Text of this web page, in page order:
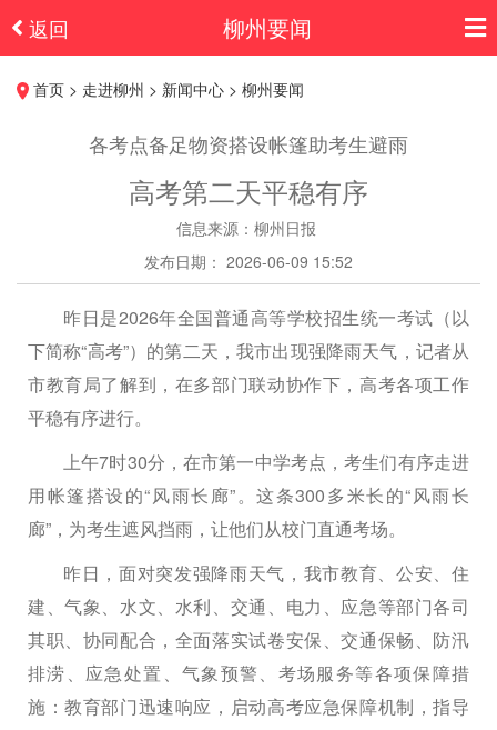
返回 柳州要闻
首页 > 走进柳州 > 新闻中心 > 柳州要闻
各考点备足物资搭设帐篷助考生避雨
高考第二天平稳有序
信息来源：柳州日报
发布日期： 2026-06-09 15:52
昨日是2026年全国普通高等学校招生统一考试（以
下简称“高考”）的第二天，我市出现强降雨天气，记者从
市教育局了解到，在多部门联动协作下，高考各项工作
平稳有序进行。
上午7时30分，在市第一中学考点，考生们有序走进
用帐篷搭设的“风雨长廊”。这条300多米长的“风雨长
廊”，为考生遮风挡雨，让他们从校门直通考场。
昨日，面对突发强降雨天气，我市教育、公安、住
建、气象、水文、水利、交通、电力、应急等部门各司
其职、协同配合，全面落实试卷安保、交通保畅、防汛
排涝、应急处置、气象预警、考场服务等各项保障措
施：教育部门迅速响应，启动高考应急保障机制，指导